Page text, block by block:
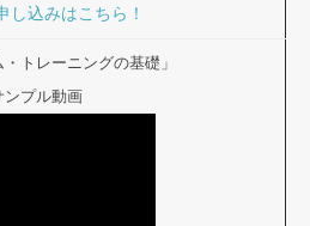
し込みはこちら！
トレーニングの基礎」
ンプル動画